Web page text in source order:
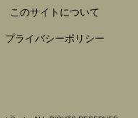
このサイトについて
プライバシーポリシー